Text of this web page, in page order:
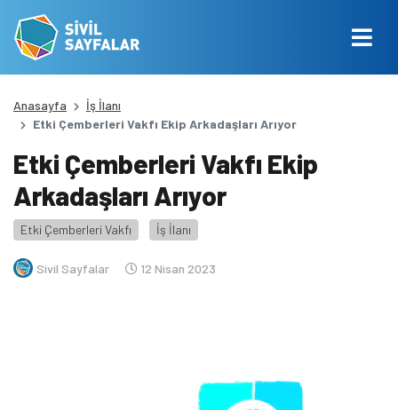
Anasayfa
İş İlanı
Etki Çemberleri Vakfı Ekip Arkadaşları Arıyor
Etki Çemberleri Vakfı Ekip
Arkadaşları Arıyor
Etki Çemberleri Vakfı İş İlanı
Sivil Sayfalar 12 Nisan 2023